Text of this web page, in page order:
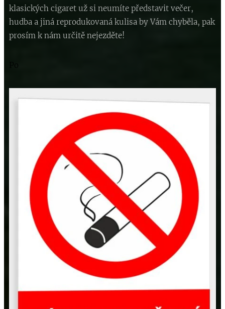
klasických cigaret už si neumíte představit večer,
hudba a jiná reprodukovaná kulisa by Vám chyběla, pak
prosím k nám určitě nejezděte!
Po